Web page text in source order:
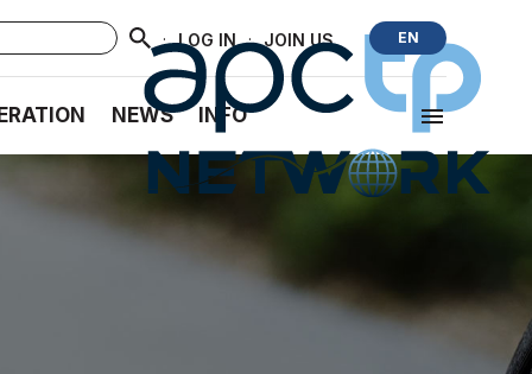
· LOG IN · JOIN US EN
NEWS INFO